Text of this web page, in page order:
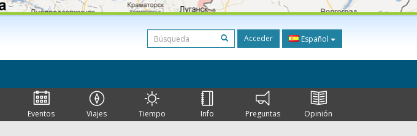
Acceder Español
Eventos Viajes Tiempo Info Preguntas Opinión